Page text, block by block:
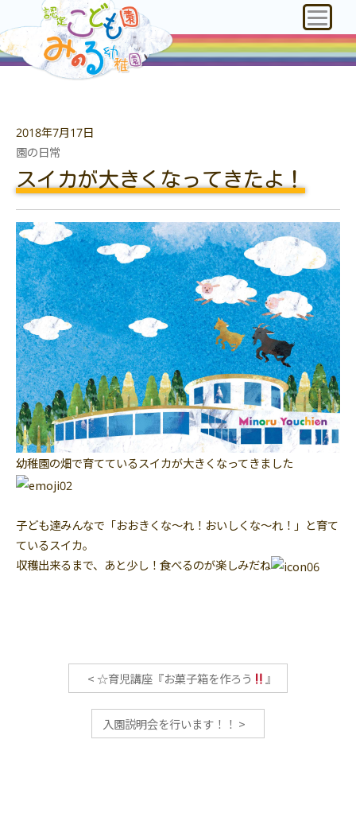
2018年7月17日
園の日常
スイカが大きくなってきたよ！
幼稚園の畑で育てているスイカが大きくなってきました
子ども達みんなで「おおきくな～れ！おいしくな～れ！」と育て
ているスイカ。
収穫出来るまで、あと少し！食べるのが楽しみだね
< ☆育児講座『お菓子箱を作ろう 』
入園説明会を行います！！ >